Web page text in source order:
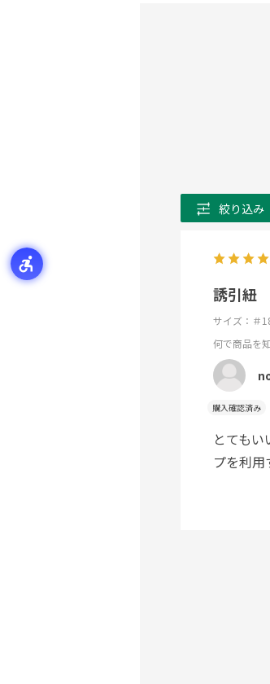
絞り込み
誘引紐
サイズ：＃
何で商品を
購入確認済み
とても
プを利